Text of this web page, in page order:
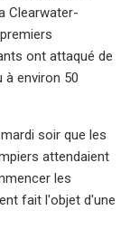
Clearwater-
ont attaqué de
à environ 50
soir que les
attendaient
les
fait l'objet d'une